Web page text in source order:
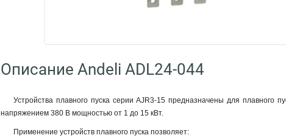
Описание Andeli ADL24-044
Устройства плавного пуска серии AJR3-15 предназначены для
напряжением 380 В мощностью от 1 до 15 кВт.
Применение устройств плавного пуска позволяет: